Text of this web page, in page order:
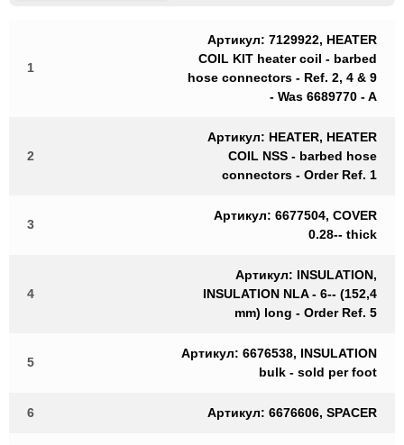
1
Артикул: 7129922, HEATER
COIL KIT heater coil - barbed
hose connectors - Ref. 2, 4 & 9
- Was 6689770 - A
2
Артикул: HEATER, HEATER
COIL NSS - barbed hose
connectors - Order Ref. 1
3
Артикул: 6677504, COVER
0.28-- thick
4
Артикул: INSULATION,
INSULATION NLA - 6-- (152,4
mm) long - Order Ref. 5
5
Артикул: 6676538, INSULATION
bulk - sold per foot
6 Артикул: 6676606, SPACER